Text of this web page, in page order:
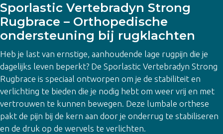
Sporlastic Vertebradyn Strong
Rugbrace – Orthopedische
ondersteuning bij rugklachten
Heb je last van ernstige, aanhoudende lage rugpijn die je
dagelijks leven beperkt? De Sporlastic Vertebradyn Strong
Rugbrace is speciaal ontworpen om je de stabiliteit en
verlichting te bieden die je nodig hebt om weer vrij en met
vertrouwen te kunnen bewegen. Deze lumbale orthese
pakt de pijn bij de kern aan door je onderrug te stabiliseren
en de druk op de wervels te verlichten.